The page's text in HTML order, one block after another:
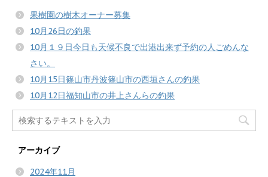
果樹園の樹木オーナー募集
10月26日の釣果
10月１９日今日も天候不良で出港出来ず予約の人ごめんな
さい。
10月15日篠山市丹波篠山市の西垣さんの釣果
10月12日福知山市の井上さんらの釣果
アーカイブ
2024年11月